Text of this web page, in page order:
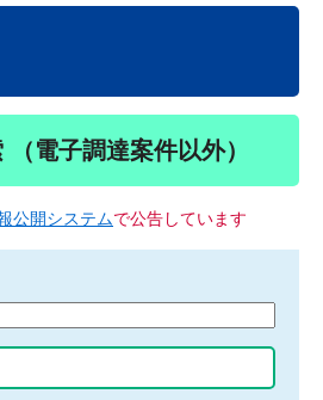
電子調達案件以外）
公開システムで公告しています